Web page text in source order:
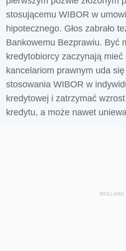
stosującemu WIBOR w
hipotecznego. Głos zabrało
Bankowemu Bezprawiu. Być
kredytobiorcy zaczynają
kancelariom prawnym uda
stosowania WIBOR w
kredytowej i zatrzymać
kredytu, a może nawet
REKLAMA